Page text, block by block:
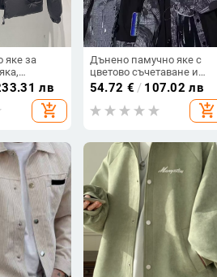
яке за
пух,
65–
лв
add_shopping_cart
Дънено памучно яке с
цветово съчетаване и
панели, ретро стил,
свободен крой,
едноредово закопчаване,
дълги ръкави, странични
54.72 € / 107.02 лв
add_shopping_cart